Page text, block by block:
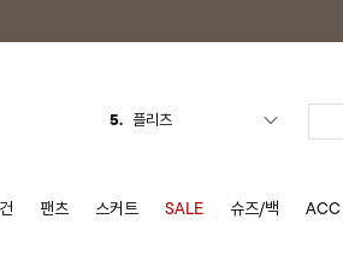
5. 플리츠
7.
팬츠 스커트 SALE 슈즈/백 ACC